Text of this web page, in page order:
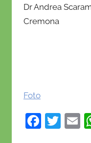
Dr Andrea
Cremona
Foto
F
T
E